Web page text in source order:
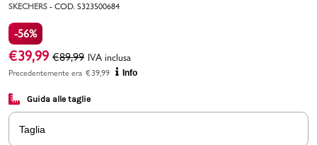
Marchi
SKECHERS - COD. S323500684
-56%
€39,99 €89,99 IVA inclusa
Precedentemente era €39,99 Info
Guida alle taglie
Taglia